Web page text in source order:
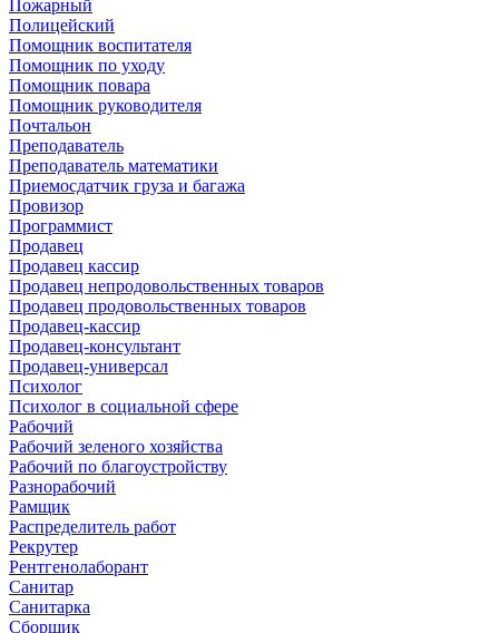
Пожарный
Полицейский
Помощник воспитателя
Помощник по уходу
Помощник повара
Помощник руководителя
Почтальон
Преподаватель
Преподаватель математики
Приемосдатчик груза и багажа
Провизор
Программист
Продавец
Продавец кассир
Продавец непродовольственных товаров
Продавец продовольственных товаров
Продавец-кассир
Продавец-консультант
Продавец-универсал
Психолог
Психолог в социальной сфере
Рабочий
Рабочий зеленого хозяйства
Рабочий по благоустройству
Разнорабочий
Рамщик
Распределитель работ
Рекрутер
Рентгенолаборант
Санитар
Санитарка
Сборщик